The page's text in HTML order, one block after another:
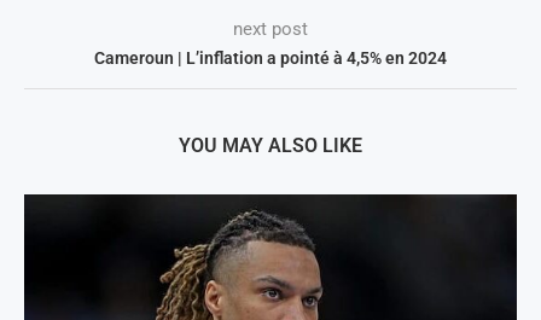
next post
Cameroun | L’inflation a pointé à 4,5% en 2024
YOU MAY ALSO LIKE